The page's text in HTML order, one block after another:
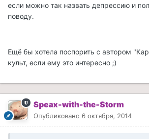
если можно так назвать депрессию и
поводу.
Ещё бы хотела поспорить с автором
культ, если ему это интересно ;)
Speax-with-the-Storm
Опубликовано 6 октября, 2014